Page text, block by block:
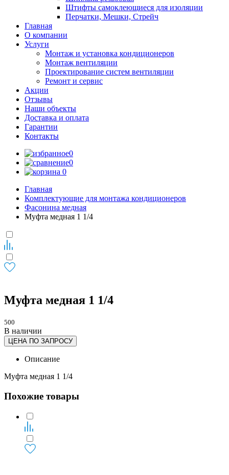
Штифты самоклеющиеся для изоляции
Перчатки, Мешки, Стрейч
Главная
О компании
Услуги
Монтаж и установка кондиционеров
Монтаж вентиляции
Проектирование систем вентиляции
Ремонт и сервис
Акции
Отзывы
Наши объекты
Доставка и оплата
Гарантии
Контакты
0
0
0
Главная
Комплектующие для монтажа кондиционеров
Фасонина медная
Муфта медная 1 1/4
Муфта медная 1 1/4
500
В наличии
ЦЕНА ПО ЗАПРОСУ
Описание
Муфта медная 1 1/4
Похожие товары